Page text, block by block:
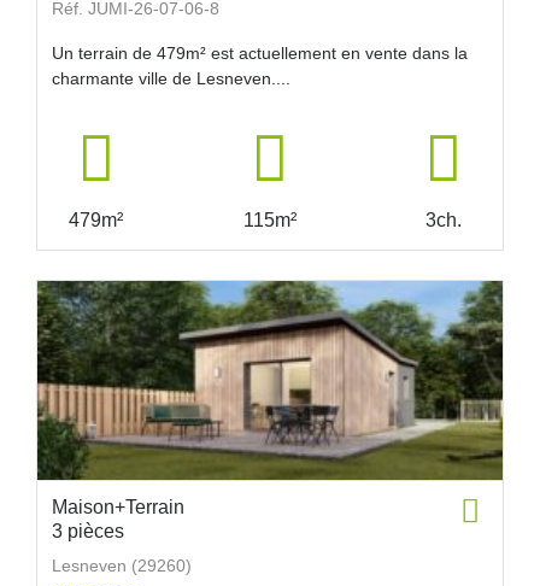
Réf. JUMI-26-07-06-8
Un terrain de 479m² est actuellement en vente dans la
charmante ville de Lesneven....
479m² 115m² 3ch.
Maison+Terrain
3 pièces
Lesneven (29260)